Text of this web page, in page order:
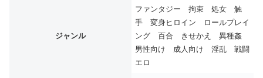
ジャンル
ファンタジー 拘束 処女 触
手 変身ヒロイン ロールプレイ
ング 百合 きせかえ 異種姦
男性向け 成人向け 淫乱 戦闘
エロ